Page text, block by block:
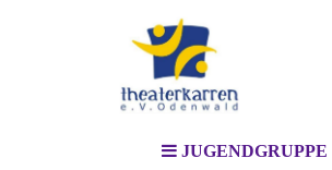
JUGENDGRUPPE